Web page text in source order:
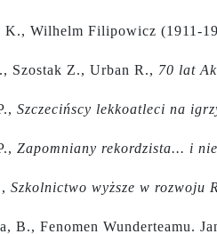
K., Wilhelm Filipowicz (1911-
Szostak Z., Urban R., 70 lat
Szczecińscy lekkoatleci na
Zapomniany rekordzista... i
Szkolnictwo wyższe w rozwoju
B., Fenomen Wunderteamu.